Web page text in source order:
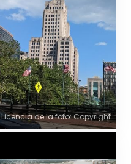
Licencia de la foto: Copyright